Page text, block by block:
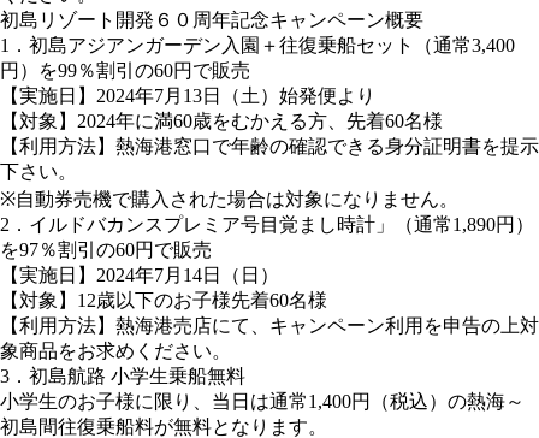
初島リゾート開発６０周年記念キャンペーン概要
1．初島アジアンガーデン入園＋往復乗船セット（通常3,400
円）を99％割引の60円で販売
【実施日】2024年7月13日（土）始発便より
【対象】2024年に満60歳をむかえる方、先着60名様
【利用方法】熱海港窓口で年齢の確認できる身分証明書を提示
下さい。
※自動券売機で購入された場合は対象になりません。
2．イルドバカンスプレミア号目覚まし時計」（通常1,890円）
を97％割引の60円で販売
【実施日】2024年7月14日（日）
【対象】12歳以下のお子様先着60名様
【利用方法】熱海港売店にて、キャンペーン利用を申告の上対
象商品をお求めください。
3．初島航路 小学生乗船無料
小学生のお子様に限り、当日は通常1,400円（税込）の熱海～
初島間往復乗船料が無料となります。